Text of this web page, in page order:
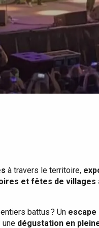
à travers le territoire,
et fêtes de villages
battus ? Un escape
une dégustation en